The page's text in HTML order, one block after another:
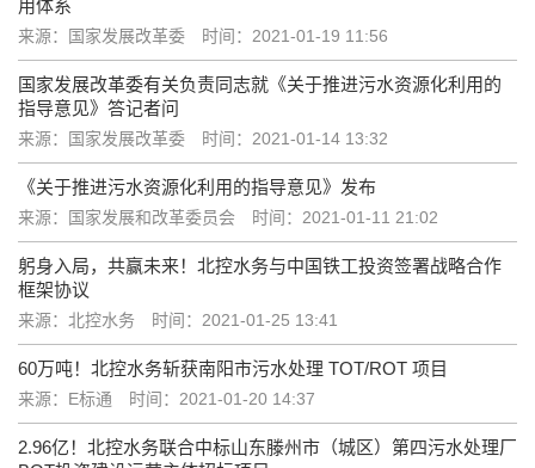
用体系
来源：国家发展改革委 时间：2021-01-19 11:56
国家发展改革委有关负责同志就《关于推进污水资源化利用的
指导意见》答记者问
来源：国家发展改革委 时间：2021-01-14 13:32
《关于推进污水资源化利用的指导意见》发布
来源：国家发展和改革委员会 时间：2021-01-11 21:02
躬身入局，共赢未来！北控水务与中国铁工投资签署战略合作
框架协议
来源：北控水务 时间：2021-01-25 13:41
60万吨！北控水务斩获南阳市污水处理 TOT/ROT 项目
来源：E标通 时间：2021-01-20 14:37
2.96亿！北控水务联合中标山东滕州市（城区）第四污水处理厂